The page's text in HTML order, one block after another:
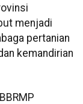
menjadi
pertanian
kemandirian